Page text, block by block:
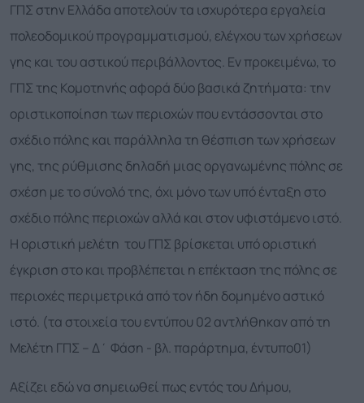
ΓΠΣ στην Ελλάδα αποτελούν τα ισχυρότερα εργαλεία
πολεοδομικού προγραμματισμού, ελέγχου των χρήσεων
γης και του αστικού περιβάλλοντος. Εν προκειμένω, το
ΓΠΣ της Κομοτηνής αφορά δύο βασικά ζητήματα: την
οριστικοποίηση των περιοχών που εντάσσονται στο
σχέδιο πόλης και παράλληλα τη θέσπιση των χρήσεων
γης, της ρύθμισης δηλαδή μιας οργανωμένης πόλης σε
σχέση με το σύνολό της, όχι μόνο των υπό ένταξη στο
σχέδιο πόλης περιοχών αλλά και στον υφιστάμενο ιστό.
Η οριστική μελέτη του ΓΠΣ βρίσκεται υπό οριστική
έγκριση στο και προβλέπεται η επέκταση της πόλης σε
περιοχές περιμετρικά από τον ήδη δομημένο αστικό
ιστό. (τα στοιχεία του εντύπου 02 αντλήθηκαν από τη
Μελέτη ΓΠΣ – Δ΄ Φάση - βλ. παράρτημα, έντυπο01)
Αξίζει εδώ να σημειωθεί πως εντός του Δήμου,